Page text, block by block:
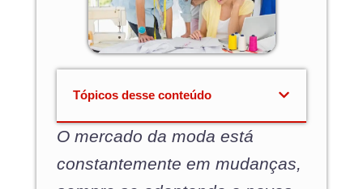
Tópicos desse conteúdo
O mercado da moda está
constantemente em mudanças,